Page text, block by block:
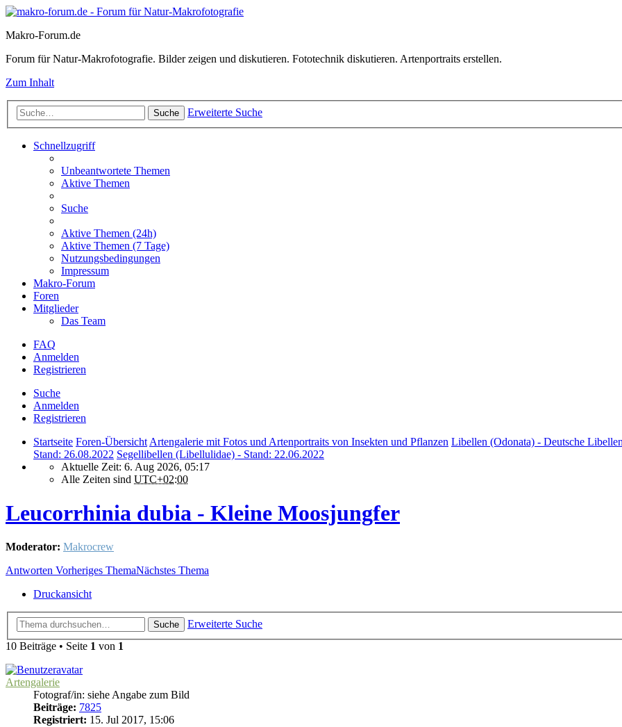
Makro-Forum.de
Forum für Natur-Makrofotografie. Bilder zeigen und diskutieren. Fototechnik diskutieren. Artenportraits erstellen.
Zum Inhalt
Suche Erweiterte Suche
Schnellzugriff
Unbeantwortete Themen
Aktive Themen
Suche
Aktive Themen (24h)
Aktive Themen (7 Tage)
Nutzungsbedingungen
Impressum
Makro-Forum
Foren
Mitglieder
Das Team
FAQ
Anmelden
Registrieren
Suche
Anmelden
Registrieren
Startseite Foren-Übersicht Artengalerie mit Fotos und Artenportraits von Insekten und Pflanzen Libellen (Odonata) - Deutsche
Stand: 26.08.2022 Segellibellen (Libellulidae) - Stand: 22.06.2022
Aktuelle Zeit: 6. Aug 2026, 05:17
Alle Zeiten sind UTC+02:00
Leucorrhinia dubia - Kleine Moosjungfer
Moderator: Makrocrew
Antworten Vorheriges ThemaNächstes Thema
Druckansicht
Suche
Erweiterte Suche
10 Beiträge • Seite 1 von 1
Artengalerie
Fotograf/in: siehe Angabe zum Bild
Beiträge: 7825
Registriert: 15. Jul 2017, 15:06